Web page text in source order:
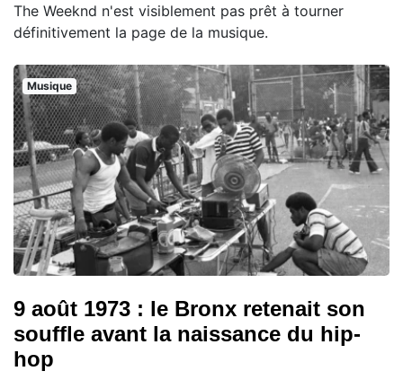
The Weeknd n'est visiblement pas prêt à tourner
définitivement la page de la musique.
Musique
9 août 1973 : le Bronx retenait son
souffle avant la naissance du hip-
hop